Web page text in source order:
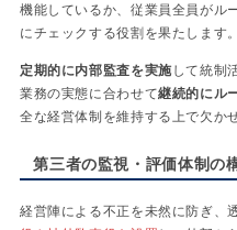
機能しているか、従業員全員がル
にチェックする役割を果たします。
定期的に内部監査を実施して統制
業務の実態に合わせて継続的にル
全な経営体制を維持する上で欠か
第三者の監視・評価体制の
経営陣による不正を未然に防ぎ、